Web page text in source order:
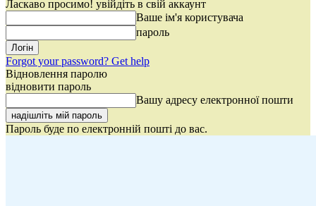
Ласкаво просимо! увійдіть в свій аккаунт
Ваше ім'я користувача
пароль
Forgot your password? Get help
Відновлення паролю
відновити пароль
Вашу адресу електронної пошти
Пароль буде по електронній пошті до вас.